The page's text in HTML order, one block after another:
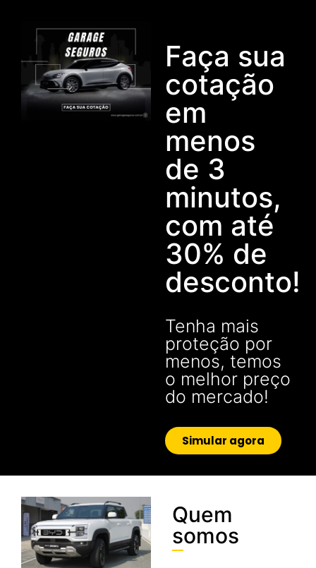
Faça sua
cotação
em
menos
de 3
minutos,
com até
30% de
desconto!
Tenha mais
proteção por
menos, temos
o melhor preço
do mercado!
Simular agora
Quem
somos